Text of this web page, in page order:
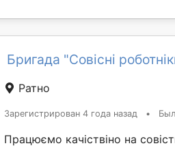
Бригада "Совісні
Ратно
Зарегистрирован 4 года назад •
Працюємо качіствіно на